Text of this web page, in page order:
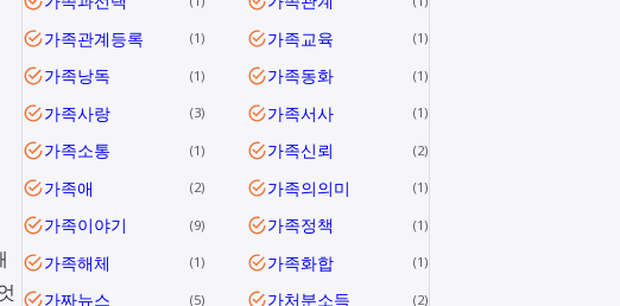
가족관계등록 1 가족교육 1
가족낭독 1 가족동화 1
가족사랑 3 가족서사 1
가족소통 1 가족신뢰 2
가족애 2 가족의의미 1
가족이야기 9 가족정책 1
가족해체 1 가족화합 1
가짜뉴스 5 가처분소득 2